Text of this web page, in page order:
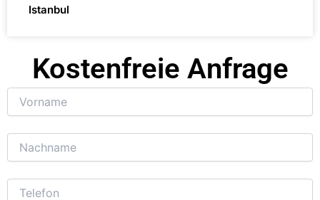
Istanbul
Kostenfreie Anfrage